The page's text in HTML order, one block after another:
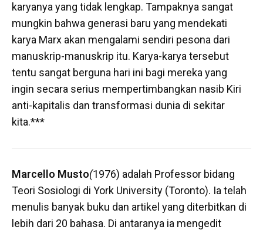
karyanya yang tidak lengkap. Tampaknya sangat
mungkin bahwa generasi baru yang mendekati
karya Marx akan mengalami sendiri pesona dari
manuskrip-manuskrip itu. Karya-karya tersebut
tentu sangat berguna hari ini bagi mereka yang
ingin secara serius mempertimbangkan nasib Kiri
anti-kapitalis dan transformasi dunia di sekitar
kita.***
Marcello Musto(1976) adalah Professor bidang
Teori Sosiologi di York University (Toronto). Ia telah
menulis banyak buku dan artikel yang diterbitkan di
lebih dari 20 bahasa. Di antaranya ia mengedit